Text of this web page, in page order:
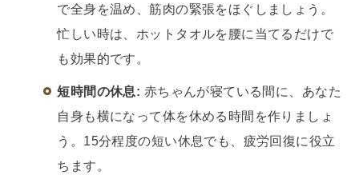
で全身を温め、筋肉の緊張をほぐしましょう。
忙しい時は、ホットタオルを腰に当てるだけで
も効果的です。
短時間の休息: 赤ちゃんが寝ている間に、あなた
自身も横になって体を休める時間を作りましょ
う。15分程度の短い休息でも、疲労回復に役立
ちます。